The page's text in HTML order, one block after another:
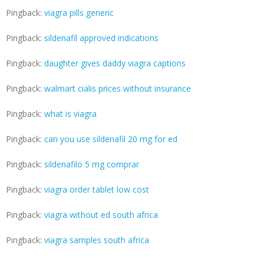
Pingback: viagra pills generic
Pingback: sildenafil approved indications
Pingback: daughter gives daddy viagra captions
Pingback: walmart cialis prices without insurance
Pingback: what is viagra
Pingback: can you use sildenafil 20 mg for ed
Pingback: sildenafilo 5 mg comprar
Pingback: viagra order tablet low cost
Pingback: viagra without ed south africa
Pingback: viagra samples south africa